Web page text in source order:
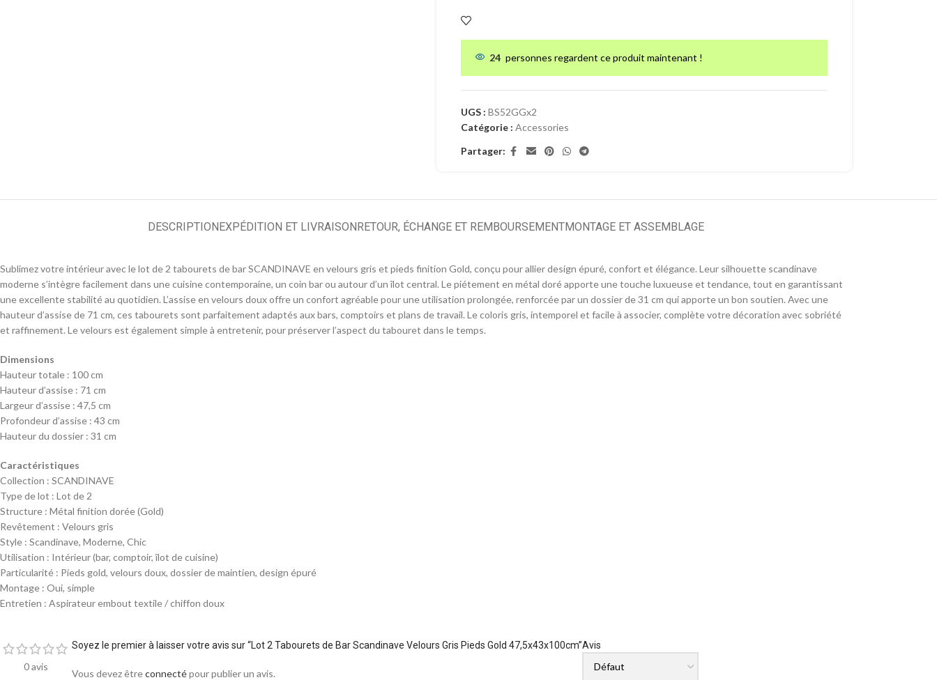
24 personnes regardent ce produit maintenant !
UGS : BS52GGx2
Catégorie : Accessories
Partager:
DESCRIPTIONEXPÉDITION ET LIVRAISONRETOUR, ÉCHANGE ET REMBOURSEMENTMONTAGE ET ASSEMBLAGE
Sublimez votre intérieur avec le lot de 2 tabourets de bar SCANDINAVE en velours gris et pieds finition Gold, conçu pour allier design épuré, confort et élégance. Leur silhouette scandinave
moderne s’intègre facilement dans une cuisine contemporaine, un coin bar ou autour d’un îlot central. Le piétement en métal doré apporte une touche luxueuse et tendance, tout en garantissant
une excellente stabilité au quotidien. L’assise en velours doux offre un confort agréable pour une utilisation prolongée, renforcée par un dossier de 31 cm qui apporte un bon soutien. Avec une
hauteur d’assise de 71 cm, ces tabourets sont parfaitement adaptés aux bars, comptoirs et plans de travail. Le coloris gris, intemporel et facile à associer, complète votre décoration avec sobriété
et raffinement. Le velours est également simple à entretenir, pour préserver l’aspect du tabouret dans le temps.
Dimensions
Hauteur totale : 100 cm
Hauteur d’assise : 71 cm
Largeur d’assise : 47,5 cm
Profondeur d’assise : 43 cm
Hauteur du dossier : 31 cm
Caractéristiques
Collection : SCANDINAVE
Type de lot : Lot de 2
Structure : Métal finition dorée (Gold)
Revêtement : Velours gris
Style : Scandinave, Moderne, Chic
Utilisation : Intérieur (bar, comptoir, îlot de cuisine)
Particularité : Pieds gold, velours doux, dossier de maintien, design épuré
Montage : Oui, simple
Entretien : Aspirateur embout textile / chiffon doux
0 avis
Avis
Soyez le premier à laisser votre avis sur “Lot 2 Tabourets de Bar Scandinave Velours Gris Pieds Gold 47,5x43x100cm”
Vous devez êtreconnectépour publier un avis.